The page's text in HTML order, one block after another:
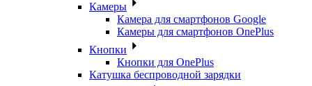
Камеры
Камера для смартфонов Google
Камеры для смартфонов OnePlus
Кнопки
Кнопки для OnePlus
Катушка беспроводной зарядки